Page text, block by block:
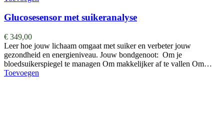
Glucosesensor met suikeranalyse
€ 349,00
Leer hoe jouw lichaam omgaat met suiker en verbeter jouw
gezondheid en energieniveau. Jouw bondgenoot: Om je
bloedsuikerspiegel te managen Om makkelijker af te vallen Om…
Toevoegen